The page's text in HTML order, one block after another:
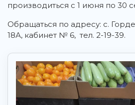
производиться с 1 июня по 30
Обращаться по адресу: с.
18А, кабинет № 6, тел. 2-19-39.